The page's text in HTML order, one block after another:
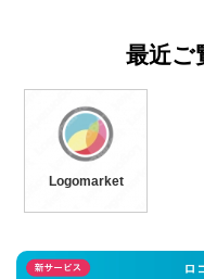
最近ご
Logomarket